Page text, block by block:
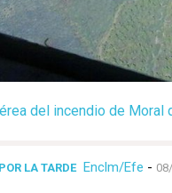
del incendio de Moral
LA TARDE Enclm/Efe -